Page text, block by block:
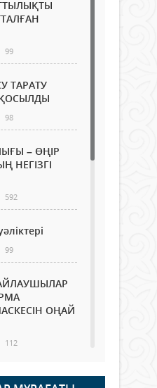
99
ТАРАТУ
98
– ӨҢІР
НЕГІЗГІ
592
99
ОҢАЙ
112
облысы